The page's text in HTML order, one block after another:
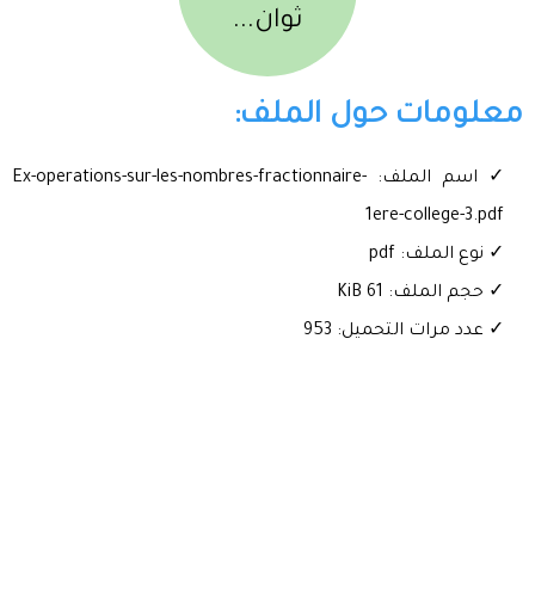
ثوان...
معلومات حول الملف:
✓ اسم الملف: Ex-operations-sur-les-nombres-fractionnaire-
1ere-college-3.pdf
✓ نوع الملف: pdf
✓ حجم الملف: 61 KiB
✓ عدد مرات التحميل: 953